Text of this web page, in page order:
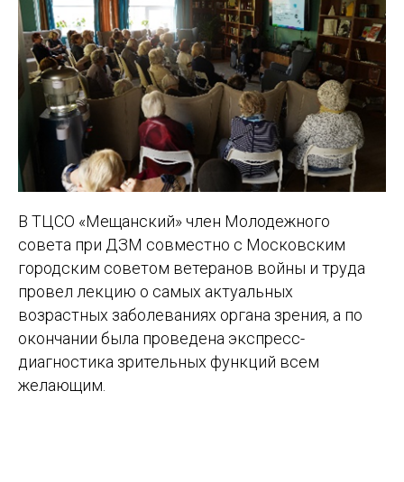
В ТЦСО «Мещанский» член Молодежного
совета при ДЗМ совместно с Московским
городским советом ветеранов войны и труда
провел лекцию о самых актуальных
возрастных заболеваниях органа зрения, а по
окончании была проведена экспресс-
диагностика зрительных функций всем
желающим.